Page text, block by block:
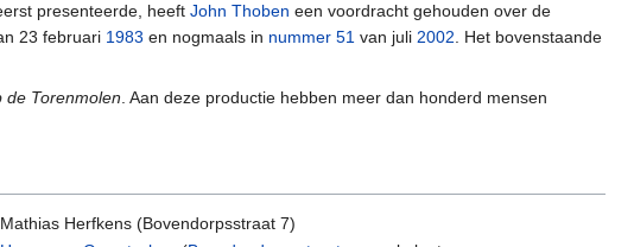
presenteerde, heeft John Thoben een voordracht gehouden over de
23 februari 1983 en nogmaals in nummer 51 van juli 2002 . Het bovenstaande
de Torenmolen . Aan deze productie hebben meer dan honderd mensen
Herfkens (Bovendorpsstraat 7)